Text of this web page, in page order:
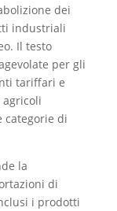
dei
industriali
Il testo
per gli
tariffari e
categorie di
la
di
i prodotti